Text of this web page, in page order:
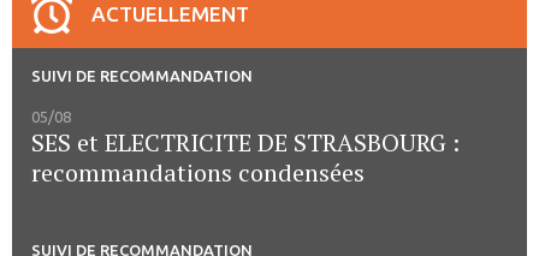
ACTUELLEMENT
SUIVI DE RECOMMANDATION
05/08
SES et ELECTRICITE DE STRASBOURG :
recommandations condensées
SUIVI DE RECOMMANDATION